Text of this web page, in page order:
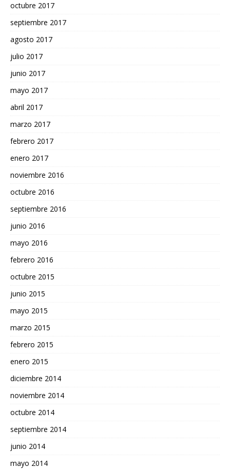
octubre 2017
septiembre 2017
agosto 2017
julio 2017
junio 2017
mayo 2017
abril 2017
marzo 2017
febrero 2017
enero 2017
noviembre 2016
octubre 2016
septiembre 2016
junio 2016
mayo 2016
febrero 2016
octubre 2015
junio 2015
mayo 2015
marzo 2015
febrero 2015
enero 2015
diciembre 2014
noviembre 2014
octubre 2014
septiembre 2014
junio 2014
mayo 2014